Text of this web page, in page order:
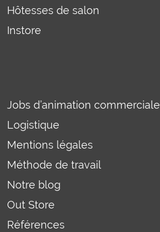
Hôtesses de salon
Instore
Jobs d’animation commerciale
Logistique
Mentions légales
Méthode de travail
Notre blog
Out Store
Références